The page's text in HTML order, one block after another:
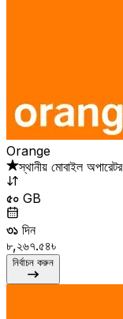
Orange
স্থানীয় মোবাইল অপারেটর
৫০ GB
৩১ দিন
৮,২৬৭.৫৪৳
নির্বাচন করুন